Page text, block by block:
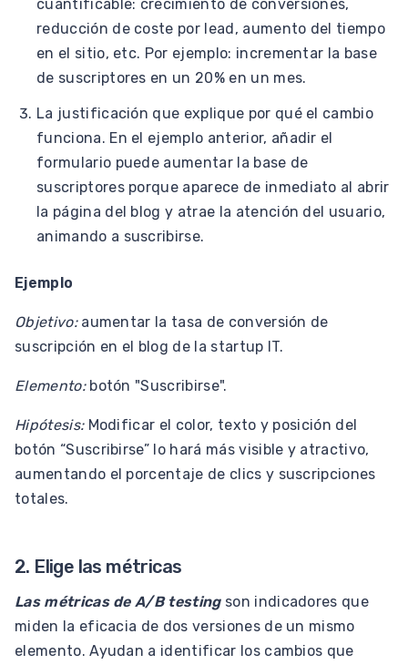
cuantificable: crecimiento de conversiones,
reducción de coste por lead, aumento del tiempo
en el sitio, etc. Por ejemplo: incrementar la base
de suscriptores en un 20% en un mes.
La justificación que explique por qué el cambio
funciona. En el ejemplo anterior, añadir el
formulario puede aumentar la base de
suscriptores porque aparece de inmediato al abrir
la página del blog y atrae la atención del usuario,
animando a suscribirse.
Ejemplo
Objetivo:aumentar la tasa de conversión de
suscripción en el blog de la startup IT.
Elemento:botón "Suscribirse".
Hipótesis:Modificar el color, texto y posición del
botón “Suscribirse” lo hará más visible y atractivo,
aumentando el porcentaje de clics y suscripciones
totales.
2. Elige las métricas
Las métricas de A/B testingson indicadores que
miden la eficacia de dos versiones de un mismo
elemento. Ayudan a identificar los cambios que